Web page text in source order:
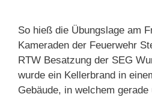
So hieß die Übungslage am
Kameraden der Feuerwehr
RTW Besatzung der SEG
wurde ein Kellerbrand in
Gebäude, in welchem